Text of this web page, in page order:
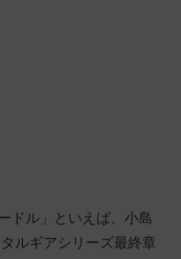
ドル」といえば、小島
ルギアシリーズ最終章